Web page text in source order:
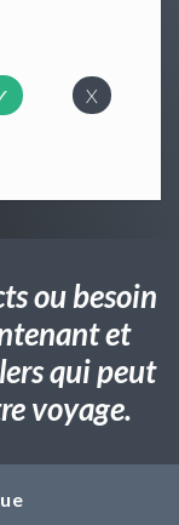
X
ou besoin
et
qui peut
voyage.